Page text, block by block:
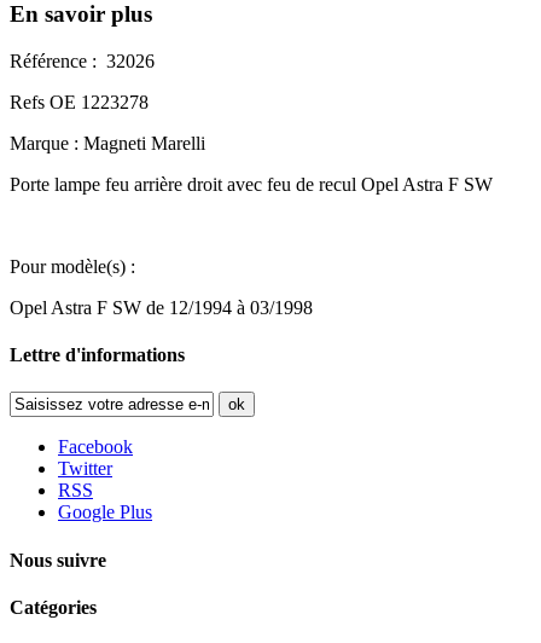
En savoir plus
Référence : 32026
Refs OE 1223278
Marque : Magneti Marelli
Porte lampe feu arrière droit avec feu de recul Opel Astra F SW
Pour modèle(s) :
Opel Astra F SW de 12/1994 à 03/1998
Lettre d'informations
ok
Facebook
Twitter
RSS
Google Plus
Nous suivre
Catégories